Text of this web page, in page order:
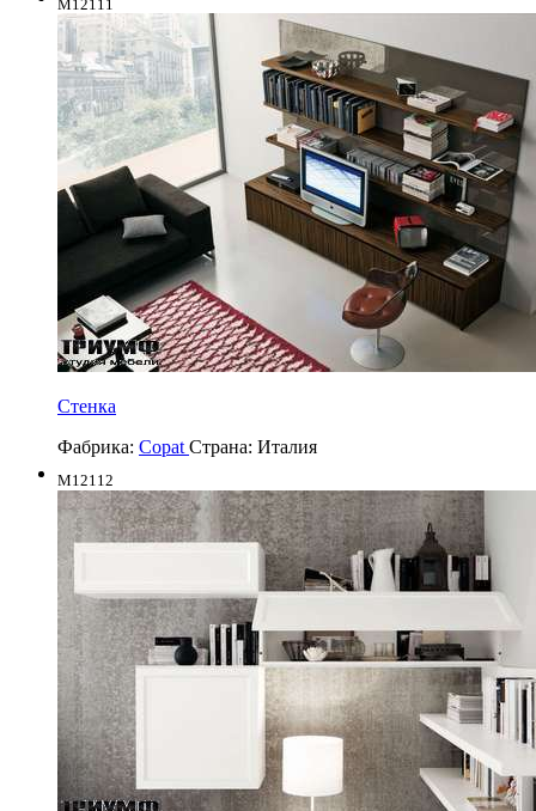
Стенка
Фабрика: Copat Страна: Италия
M12112